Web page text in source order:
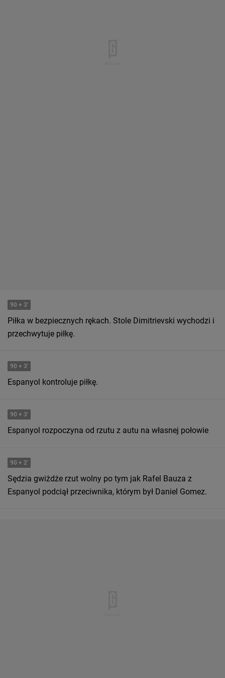
90 + 3'
Piłka w bezpiecznych rękach. Stole Dimitrievski wychodzi i
przechwytuje piłkę.
90 + 3'
Espanyol kontroluje piłkę.
90 + 3'
Espanyol rozpoczyna od rzutu z autu na własnej połowie
90 + 2'
Sędzia gwiżdże rzut wolny po tym jak Rafel Bauza z
Espanyol podciął przeciwnika, którym był Daniel Gomez.